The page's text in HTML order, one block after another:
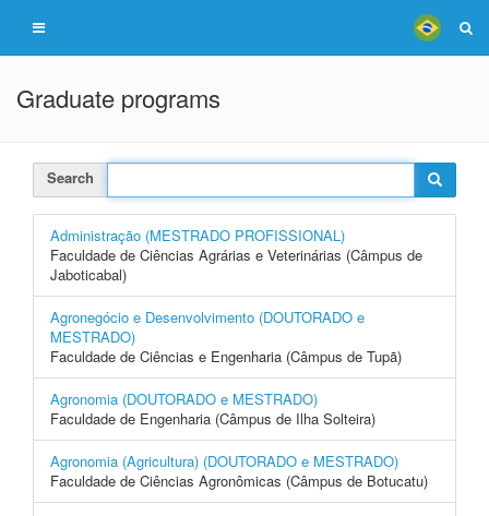
Graduate programs
Search
Administração (MESTRADO PROFISSIONAL)
Faculdade de Ciências Agrárias e Veterinárias (Câmpus de
Jaboticabal)
Agronegócio e Desenvolvimento (DOUTORADO e
MESTRADO)
Faculdade de Ciências e Engenharia (Câmpus de Tupã)
Agronomia (DOUTORADO e MESTRADO)
Faculdade de Engenharia (Câmpus de Ilha Solteira)
Agronomia (Agricultura) (DOUTORADO e MESTRADO)
Faculdade de Ciências Agronômicas (Câmpus de Botucatu)